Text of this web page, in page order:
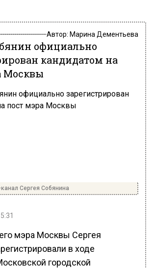
Автор: Марина Дементьева
официально
кандидатом на
Москвы
Сергея Собянина
мэра Москвы Сергея
в ходе
городской